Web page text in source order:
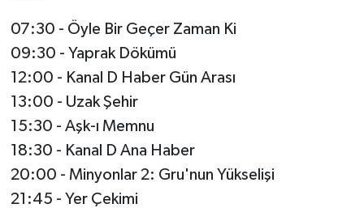
07:30 - Öyle Bir Geçer Zaman Ki
09:30 - Yaprak Dökümü
12:00 - Kanal D Haber Gün Arası
13:00 - Uzak Şehir
15:30 - Aşk-ı Memnu
18:30 - Kanal D Ana Haber
20:00 - Minyonlar 2: Gru'nun Yükselişi
21:45 - Yer Çekimi